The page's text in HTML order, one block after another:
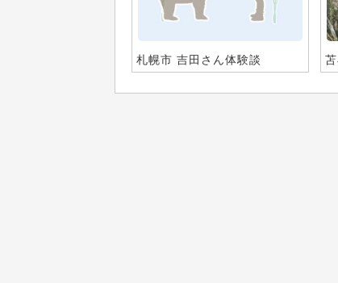
札幌市 吉田さん体験談